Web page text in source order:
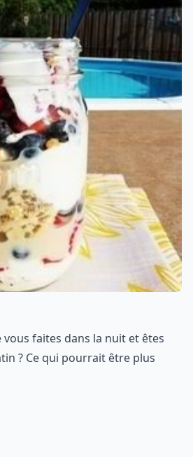
vous faites dans la nuit et êtes
? Ce qui pourrait être plus